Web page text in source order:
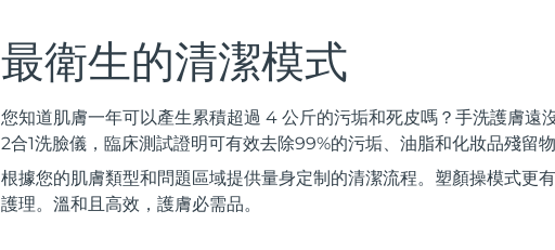
最衛生的清潔模式
您知道肌膚一年可以產生累積超過 4 公斤的污垢和死皮嗎？手洗護膚遠
2合1洗臉儀，臨床測試證明可有效去除99%的污垢、油脂和化妝品殘留物
根據您的肌膚類型和問題區域提供量身定制的清潔流程。塑顏操模式更
護理。溫和且高效，護膚必需品。